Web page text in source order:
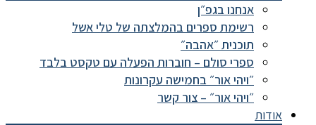
אנחנו בגפ״ן
רשימת ספרים בהמלצתה של טלי אשל
תוכנית ״אהבה״
ספרי סולם – חוברות הפעלה עם טקסט בלבד
״ויהי אור״ בחמישה עקרונות
״ויהי אור״ – צור קשר
אודות